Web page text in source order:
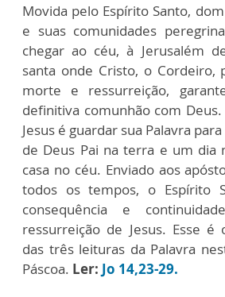
Movida pelo Espírito Santo,
e suas comunidades
chegar ao céu, à Jerusalém
santa onde Cristo, o Cordeiro,
morte e ressurreição,
definitiva comunhão com Deus.
Jesus é guardar sua Palavra
de Deus Pai na terra e um dia
casa no céu. Enviado aos
todos os tempos, o Espírito
consequência e
ressurreição de Jesus. Esse
das três leituras da Palavra
Páscoa. Ler: Jo 14,23-29.